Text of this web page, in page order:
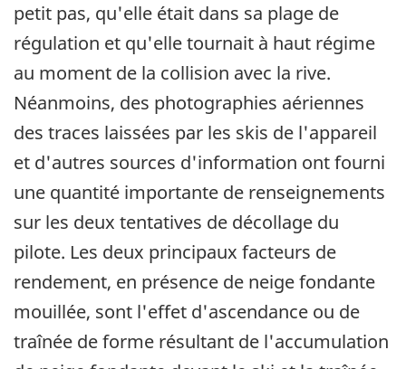
petit pas, qu'elle était dans sa plage de
régulation et qu'elle tournait à haut régime
au moment de la collision avec la rive.
Néanmoins, des photographies aériennes
des traces laissées par les skis de l'appareil
et d'autres sources d'information ont fourni
une quantité importante de renseignements
sur les deux tentatives de décollage du
pilote. Les deux principaux facteurs de
rendement, en présence de neige fondante
mouillée, sont l'effet d'ascendance ou de
traînée de forme résultant de l'accumulation